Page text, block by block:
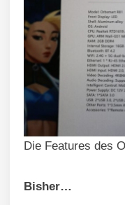
Die Features des
Bisher…